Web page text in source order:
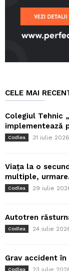
CELE MAI
Colegiul Tehnic
implementează
Codlea 31 iulie 2026
Viața la o
multiple,
Codlea 29 iulie
Autotren
Codlea 24 iulie
Grav accident
Codlea 23 iulie